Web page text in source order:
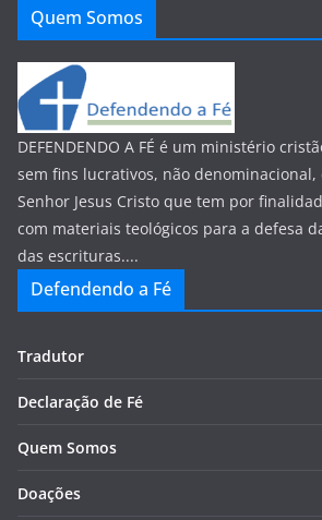
Quem Somos
DEFENDENDO A FÉ é um ministério
sem fins lucrativos, não
Senhor Jesus Cristo que tem por
com materiais teológicos para a defesa
das escrituras....
Defendendo a Fé
Tradutor
Declaração de Fé
Quem Somos
Doações